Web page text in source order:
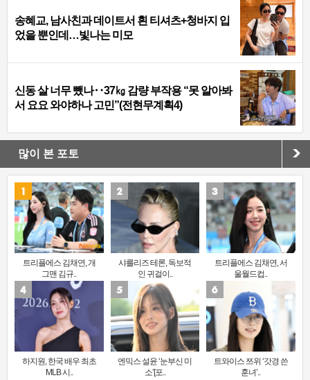
송혜교, 남사친과 데이트서 흰 티셔츠+청바지 입
었을 뿐인데…빛나는 미모
신동 살 너무 뺐나‥37㎏ 감량 부작용 “못 알아봐
서 요요 와야하나 고민”(전현무계획4)
많이 본 포토
트리플에스 김채연, 개
그맨 김규..
샤를리즈 테론, 독보적
인 귀걸이..
트리플에스 김채연, 서
울월드컵..
하지원, 한국 배우 최초
MLB 시..
엔믹스 설윤 ‘눈부신 미
소’[포..
트와이스 쯔위 ‘갓경 쓴
훈녀’..